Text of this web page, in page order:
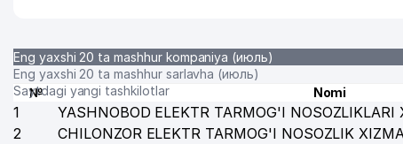
Eng yaxshi 20 ta mashhur kompaniya (июль)
Eng yaxshi 20 ta mashhur sarlavha (июль)
Saytdagi yangi tashkilotlar
№ Nomi
1 YASHNOBOD ELEKTR TARMOG'I NOSOZLIKLARI
2
CHILONZOR ELEKTR TARMOG'I NOSOZLIK